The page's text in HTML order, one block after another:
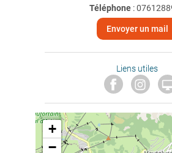
Téléphone:
Envoyer un mail
Liens utiles
+
−